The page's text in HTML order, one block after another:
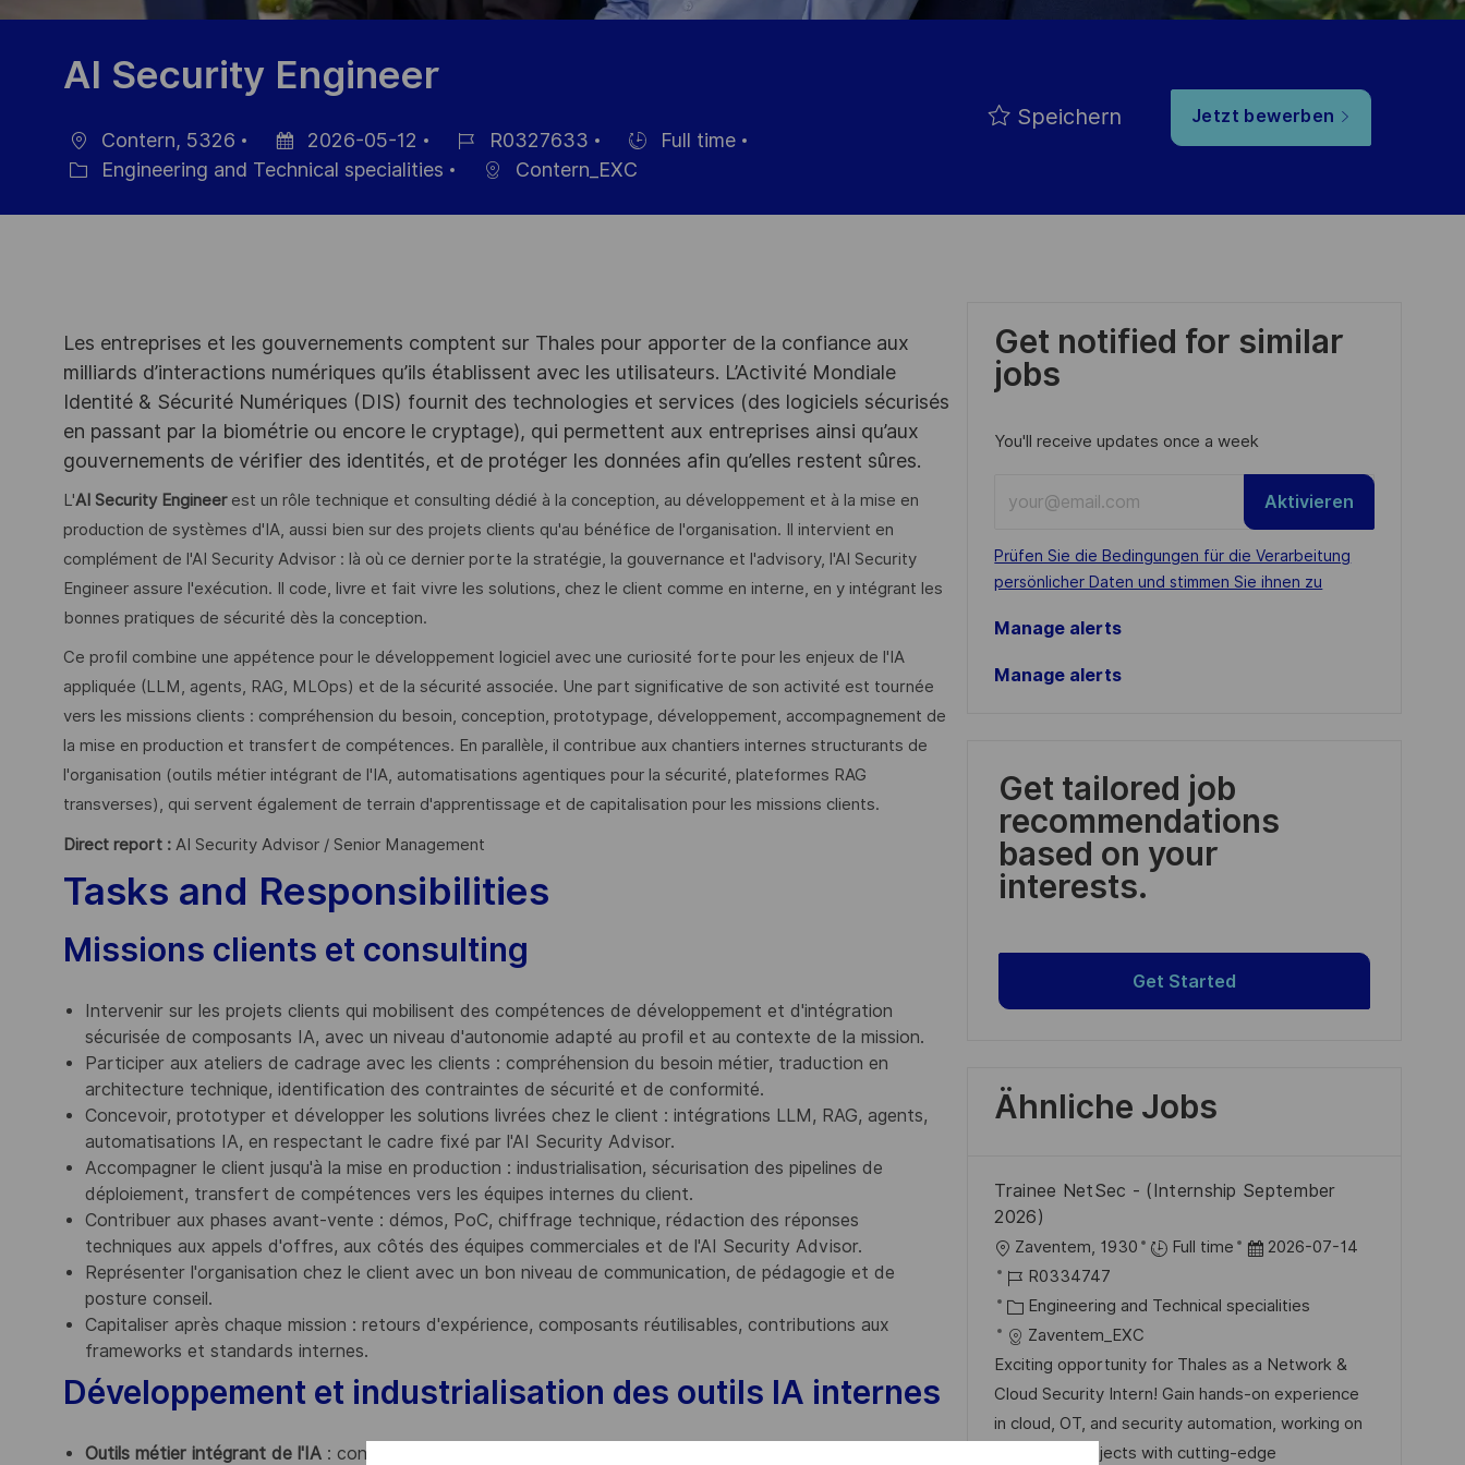
AI Security Engineer
Ort
Contern, 5326
Datum
Veröffentlichung
2026-05-12
Job-
R0327633
Einstellunngstyp
Full time
Engineering and Technical specialities Contern_EXC
Speichern Jetzt bewerben
Les entreprises et les gouvernements comptent sur Thales pour apporter de la confiance aux
milliards d’interactions numériques qu’ils établissent avec les utilisateurs. L’Activité Mondiale
Identité & Sécurité Numériques (DIS) fournit des technologies et services (des logiciels sécurisés
en passant par la biométrie ou encore le cryptage), qui permettent aux entreprises ainsi qu’aux
gouvernements de vérifier des identités, et de protéger les données afin qu’elles restent sûres.
L'AI Security Engineerest un rôle technique et consulting dédié à la conception, au développement et à la mise en
production de systèmes d'IA, aussi bien sur des projets clients qu'au bénéfice de l'organisation. Il intervient en
complément de l'AI Security Advisor : là où ce dernier porte la stratégie, la gouvernance et l'advisory, l'AI Security
Engineer assure l'exécution. Il code, livre et fait vivre les solutions, chez le client comme en interne, en y intégrant les
bonnes pratiques de sécurité dès la conception.
Ce profil combine une appétence pour le développement logiciel avec une curiosité forte pour les enjeux de l'IA
appliquée (LLM, agents, RAG, MLOps) et de la sécurité associée. Une part significative de son activité est tournée
vers les missions clients : compréhension du besoin, conception, prototypage, développement, accompagnement de
la mise en production et transfert de compétences. En parallèle, il contribue aux chantiers internes structurants de
l'organisation (outils métier intégrant de l'IA, automatisations agentiques pour la sécurité, plateformes RAG
transverses), qui servent également de terrain d'apprentissage et de capitalisation pour les missions clients.
Direct report : AI Security Advisor / Senior Management
Tasks and Responsibilities
Missions clients et consulting
Intervenir sur les projets clients qui mobilisent des compétences de développement et d'intégration
sécurisée de composants IA, avec un niveau d'autonomie adapté au profil et au contexte de la mission.
Participer aux ateliers de cadrage avec les clients : compréhension du besoin métier, traduction en
architecture technique, identification des contraintes de sécurité et de conformité.
Concevoir, prototyper et développer les solutions livrées chez le client : intégrations LLM, RAG, agents,
automatisations IA, en respectant le cadre fixé par l'AI Security Advisor.
Accompagner le client jusqu'à la mise en production : industrialisation, sécurisation des pipelines de
déploiement, transfert de compétences vers les équipes internes du client.
Contribuer aux phases avant-vente : démos, PoC, chiffrage technique, rédaction des réponses
techniques aux appels d'offres, aux côtés des équipes commerciales et de l'AI Security Advisor.
Représenter l'organisation chez le client avec un bon niveau de communication, de pédagogie et de
posture conseil.
Capitaliser après chaque mission : retours d'expérience, composants réutilisables, contributions aux
frameworks et standards internes.
Développement et industrialisation des outils IA internes
Outils métier intégrant de l'IA : contribuer activement au développement et à l'évolution de solutions
Get notified for similar
jobs
You'll receive updates once a week
Email
address
(Required)
Required
Prüfen Sie die Bedingungen für die Verarbeitung
persönlicher Daten und stimmen Sie ihnen zu
Aktivieren
Manage alerts
Manage alerts
Get tailored job
recommendations
based on your
interests.
Get Started
Ähnliche Jobs
Trainee NetSec - (Internship September
2026)
O
r
t
Zaventem, 1930 Full time
D
t
m
d
e
r
2026-07-14
J
o
b
-
I
D
R0334747
K
a
t
e
g
Engineering and Technical specialities
Zaventem_EXC
Exciting opportunity for Thales as a Network &
Cloud Security Intern! Gain hands-on experience
in cloud, OT, and security automation, working on
real-world projects with cutting-edge